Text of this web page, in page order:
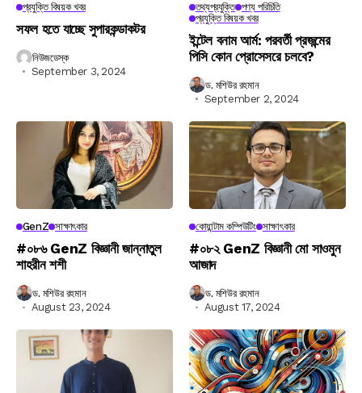
প্রযুক্তি বিষয়ক খবর
সফল হতে যাচ্ছে সুপারকন্ডাকটর
নিউজডেস্ক
September 3, 2024
তথ্যপ্রযুক্তি পণ্য পরিচিতি
প্রযুক্তি বিষয়ক খবর
ইন্টেল বনাম আর্ম: পরবর্তী প্রজন্মের
পিসি কোন প্রোসেসরে চলবে?
ড. মশিউর রহমান
September 2, 2024
GenZ সাক্ষাৎকার
#০৮৬ GenZ বিজ্ঞানী জান্নাতুল
শাহরীন শশী
ড. মশিউর রহমান
August 23, 2024
কোয়ান্টাম কম্পিউটিং সাক্ষাৎকার
#০৮২ GenZ বিজ্ঞানী মো সাওমুন
আজাদ
ড. মশিউর রহমান
August 17, 2024